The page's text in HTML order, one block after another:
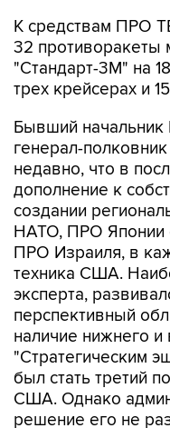
К средствам ПРО
32 противоракеты
"Стандарт-3М" на
трех крейсерах и
Бывший
генерал-
недавно, что в
дополнение к
создании
НАТО, ПРО Японии
ПРО Израиля, в
техника США.
эксперта,
перспективный
наличие нижнего
"Стратегическим
был стать третий
США. Однако
решение его не